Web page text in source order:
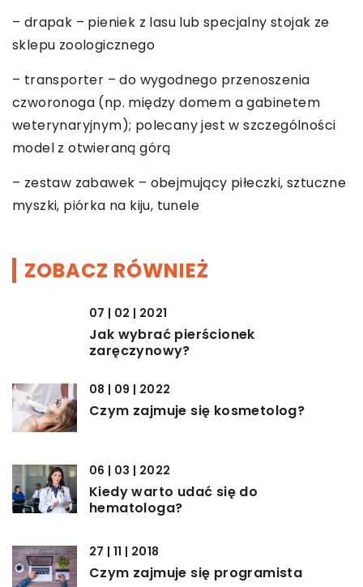
– drapak – pieniek z lasu lub specjalny stojak ze
sklepu zoologicznego
– transporter – do wygodnego przenoszenia
czworonoga (np. między domem a gabinetem
weterynaryjnym); polecany jest w szczególności
model z otwieraną górą
– zestaw zabawek – obejmujący piłeczki, sztuczne
myszki, piórka na kiju, tunele
ZOBACZ RÓWNIEŻ
07 | 02 | 2021
Jak wybrać pierścionek
zaręczynowy?
08 | 09 | 2022
Czym zajmuje się kosmetolog?
06 | 03 | 2022
Kiedy warto udać się do
hematologa?
27 | 11 | 2018
Czym zajmuje się programista